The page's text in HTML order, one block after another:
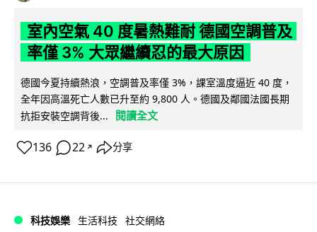
室內空氣 40 度暑熱難耐 德國空調普及
率僅 3% 大眾繼續忍的最大原因
德國今夏持續熱浪，空調普及率僅 3%，課室溫度逼近 40 度，
全年因高溫死亡人數已升至約 9,800 人。德國及鄰國法國長期
抗拒安裝空調背後...
閱讀全文
136 22 ↗ 分享
科技娛樂 生活科技 社交網絡